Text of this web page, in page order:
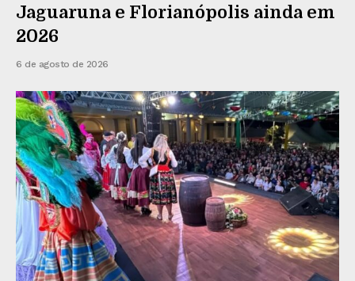
Jaguaruna e Florianópolis ainda em
2026
6 de agosto de 2026